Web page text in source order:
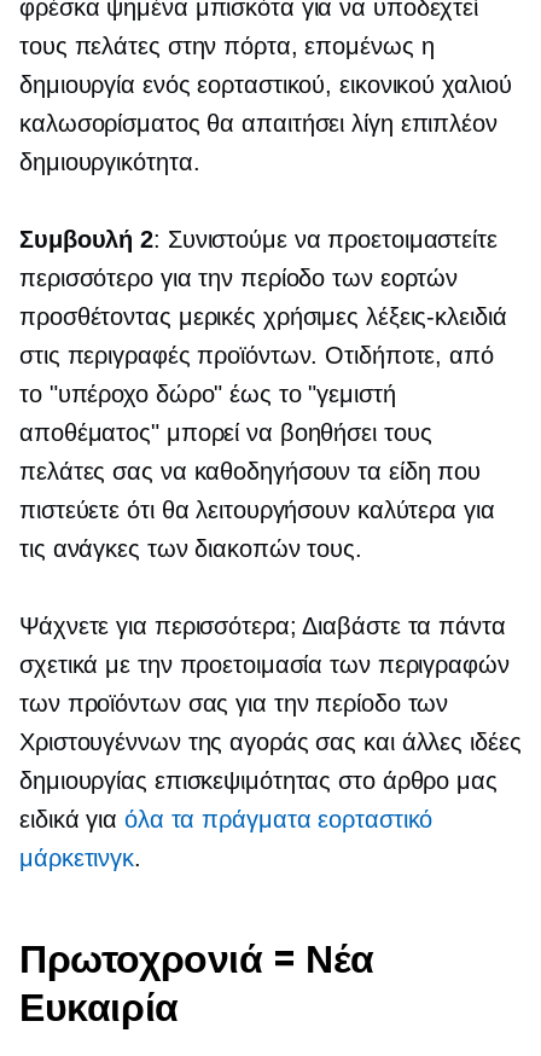
φρέσκα ψημένα μπισκότα για να υποδεχτεί
τους πελάτες στην πόρτα, επομένως η
δημιουργία ενός εορταστικού, εικονικού χαλιού
καλωσορίσματος θα απαιτήσει λίγη επιπλέον
δημιουργικότητα.
Συμβουλή 2: Συνιστούμε να προετοιμαστείτε
περισσότερο για την περίοδο των εορτών
προσθέτοντας μερικές χρήσιμες λέξεις-κλειδιά
στις περιγραφές προϊόντων. Οτιδήποτε, από
το "υπέροχο δώρο" έως το "γεμιστή
αποθέματος" μπορεί να βοηθήσει τους
πελάτες σας να καθοδηγήσουν τα είδη που
πιστεύετε ότι θα λειτουργήσουν καλύτερα για
τις ανάγκες των διακοπών τους.
Ψάχνετε για περισσότερα; Διαβάστε τα πάντα
σχετικά με την προετοιμασία των περιγραφών
των προϊόντων σας για την περίοδο των
Χριστουγέννων της αγοράς σας και άλλες ιδέες
δημιουργίας επισκεψιμότητας στο άρθρο μας
ειδικά για όλα τα πράγματα εορταστικό
μάρκετινγκ.
Πρωτοχρονιά = Νέα
Ευκαιρία